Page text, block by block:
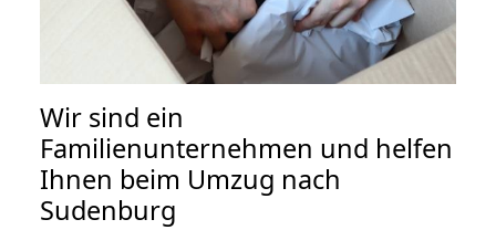
Wir sind ein
Familienunternehmen und helfen
Ihnen beim Umzug nach
Sudenburg